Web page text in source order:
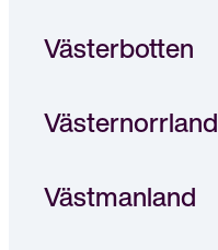
Västerbotten
Västernorrland
Västmanland